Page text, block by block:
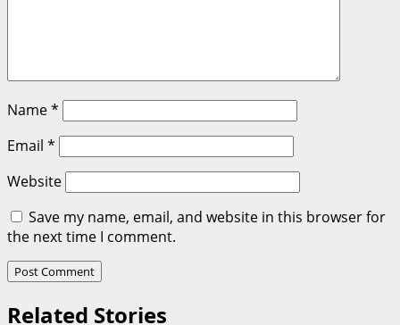
Name*
Email *
Website
Save my name, email, and website in this browser for
the next time I comment.
Related Stories